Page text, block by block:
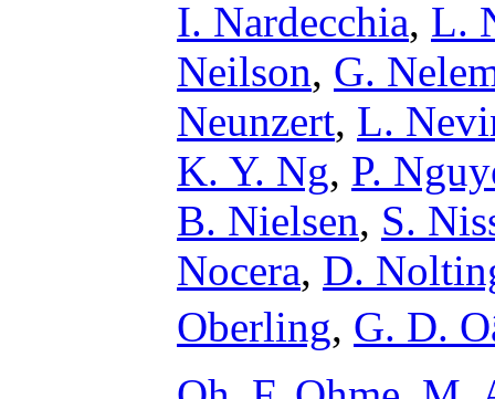
I. Nardecchia, L.
Neilson, G.
Neunzert, L.
K. Y. Ng, P.
B. Nielsen, S.
Nocera, D.
Oberling, G. D.